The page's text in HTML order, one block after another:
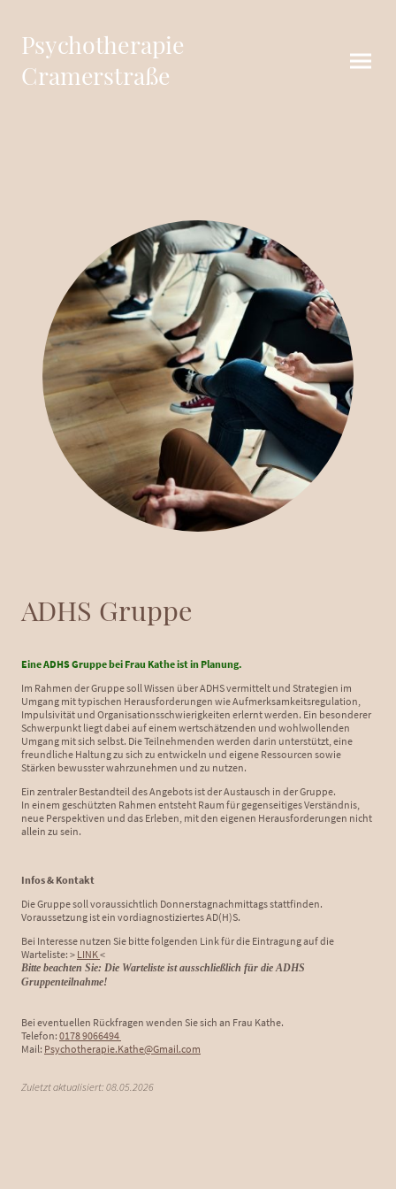
Psychotherapie
Cramerstraße
ADHS Gruppe
Eine ADHS Gruppe bei Frau Kathe ist in Planung.
Im Rahmen der Gruppe soll Wissen über ADHS vermittelt und Strategien im
Umgang mit typischen Herausforderungen wie Aufmerksamkeitsregulation,
Impulsivität und Organisationsschwierigkeiten erlernt werden. Ein besonderer
Schwerpunkt liegt dabei auf einem wertschätzenden und wohlwollenden
Umgang mit sich selbst. Die Teilnehmenden werden darin unterstützt, eine
freundliche Haltung zu sich zu entwickeln und eigene Ressourcen sowie
Stärken bewusster wahrzunehmen und zu nutzen.
Ein zentraler Bestandteil des Angebots ist der Austausch in der Gruppe.
In einem geschützten Rahmen entsteht Raum für gegenseitiges Verständnis,
neue Perspektiven und das Erleben, mit den eigenen Herausforderungen nicht
allein zu sein.
Infos & Kontakt
Die Gruppe soll voraussichtlich Donnerstagnachmittags stattfinden.
Voraussetzung ist ein vordiagnostiziertes AD(H)S.
Bei Interesse nutzen Sie bitte folgenden Link für die Eintragung auf die
Warteliste: > LINK<
Bitte beachten Sie: Die Warteliste ist ausschließlich für die ADHS
Gruppenteilnahme!
Bei eventuellen Rückfragen wenden Sie sich an Frau Kathe.
Telefon: 0178 9066494
Mail: Psychotherapie.Kathe@Gmail.com
Zuletzt aktualisiert: 08.05.2026